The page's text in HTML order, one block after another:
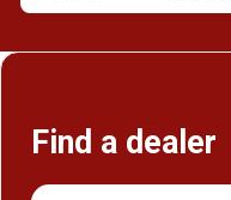
Find a dealer